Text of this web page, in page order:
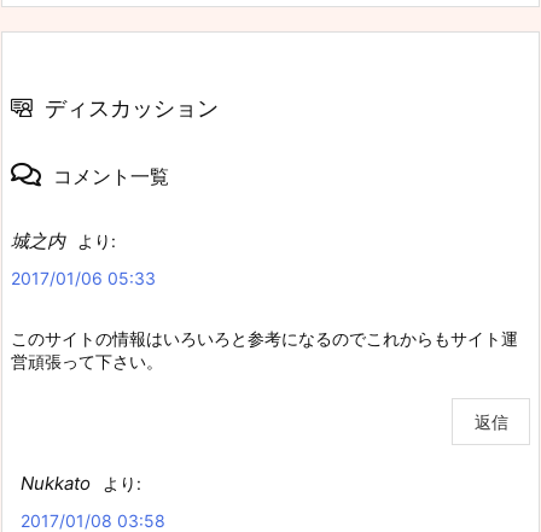
ディスカッション
コメント一覧
城之内
より:
2017/01/06 05:33
このサイトの情報はいろいろと参考になるのでこれからもサイト運
営頑張って下さい。
返信
Nukkato
より:
2017/01/08 03:58